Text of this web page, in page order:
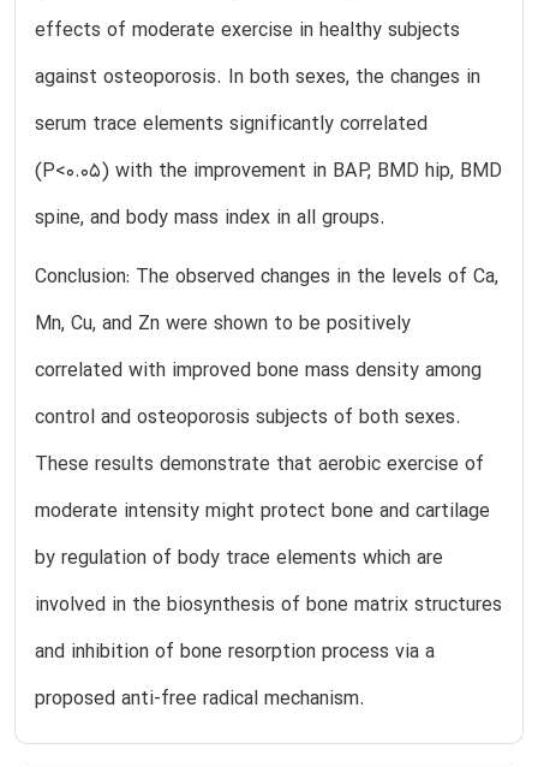
effects of moderate exercise in healthy subjects
against osteoporosis. In both sexes, the changes in
serum trace elements significantly correlated
(P<0.05) with the improvement in BAP, BMD hip, BMD
spine, and body mass index in all groups.
Conclusion: The observed changes in the levels of Ca,
Mn, Cu, and Zn were shown to be positively
correlated with improved bone mass density among
control and osteoporosis subjects of both sexes.
These results demonstrate that aerobic exercise of
moderate intensity might protect bone and cartilage
by regulation of body trace elements which are
involved in the biosynthesis of bone matrix structures
and inhibition of bone resorption process via a
proposed anti-free radical mechanism.